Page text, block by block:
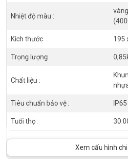
Nhiệt độ màu :
Kích thước 195
Trọng lượng
Chất liệu :
Tiêu chuẩn bảo vệ :
IP65
Tuổi thọ :
Xem cấu hình